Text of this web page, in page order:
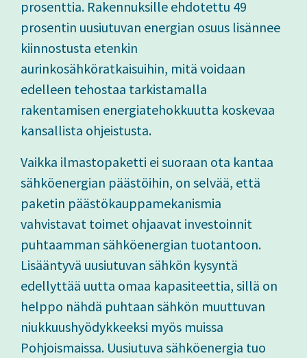
prosenttia. Rakennuksille ehdotettu 49
prosentin uusiutuvan energian osuus lisännee
kiinnostusta etenkin
aurinkosähköratkaisuihin, mitä voidaan
edelleen tehostaa tarkistamalla
rakentamisen energiatehokkuutta koskevaa
kansallista ohjeistusta.
Vaikka ilmastopaketti ei suoraan ota kantaa
sähköenergian päästöihin, on selvää, että
paketin päästökauppamekanismia
vahvistavat toimet ohjaavat investoinnit
puhtaamman sähköenergian tuotantoon.
Lisääntyvä uusiutuvan sähkön kysyntä
edellyttää uutta omaa kapasiteettia, sillä on
helppo nähdä puhtaan sähkön muuttuvan
niukkuushyödykkeeksi myös muissa
Pohjoismaissa. Uusiutuva sähköenergia tuo